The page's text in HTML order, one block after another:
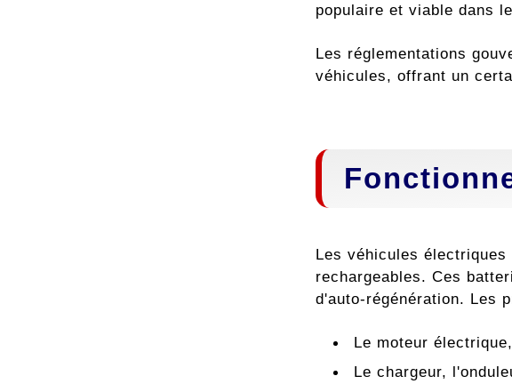
populaire et viable dans
Les réglementations
véhicules, offrant un
Les véhicules
rechargeables. Ces
d'auto-régénération. Les
Le moteur
Le chargeur,